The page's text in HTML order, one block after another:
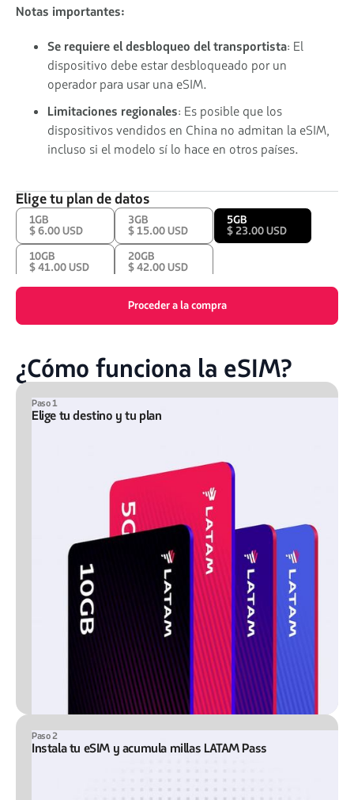
Notas importantes:
Se requiere el desbloqueo del transportista: El
dispositivo debe estar desbloqueado por un
operador para usar una eSIM.
Limitaciones regionales: Es posible que los
dispositivos vendidos en China no admitan la eSIM,
incluso si el modelo sí lo hace en otros países.
Elige tu plan de datos
1GB
$ 6.00 USD
3GB
$ 15.00 USD
5GB
$ 23.00 USD
10GB
$ 41.00 USD
20GB
$ 42.00 USD
Proceder a la compra
¿Cómo funciona la eSIM?
Paso 1
Elige tu destino y tu plan
Paso 2
Instala tu eSIM y acumula millas LATAM Pass